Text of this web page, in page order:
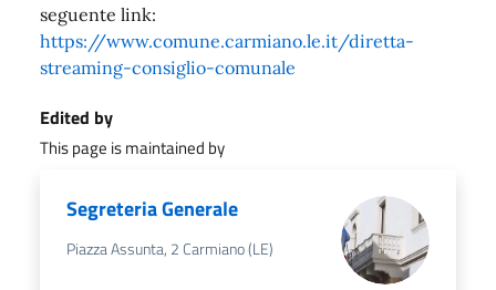
seguente link:
https://www.comune.carmiano.le.it/diretta-
streaming-consiglio-comunale
Edited by
This page is maintained by
Segreteria Generale
Piazza Assunta, 2 Carmiano (LE)